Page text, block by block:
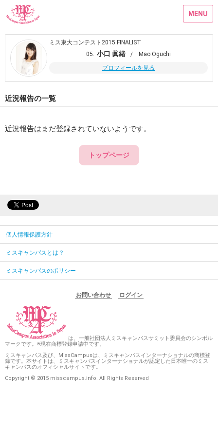
MENU
ミス東大コンテスト2015 FINALIST
05. 小口 眞緒
/ Mao Oguchi
プロフィールを見る
近況報告の一覧
近況報告はまだ登録されていないようです。
トップページ
個人情報保護方針
ミスキャンパスとは？
ミスキャンパスのポリシー
お問い合わせ ログイン
は、一般社団法人ミスキャンパスサミット委員会のシンボル
マークです。※現在商標登録申請中です。
ミスキャンパス及び、MissCampusは、ミスキャンパスインターナショナルの商標登
録です。本サイトは、ミスキャンパスインターナショナルが認定した日本唯一のミス
キャンパスのオフィシャルサイトです。
Copyright © 2015 misscampus.info. All Rights Reserved